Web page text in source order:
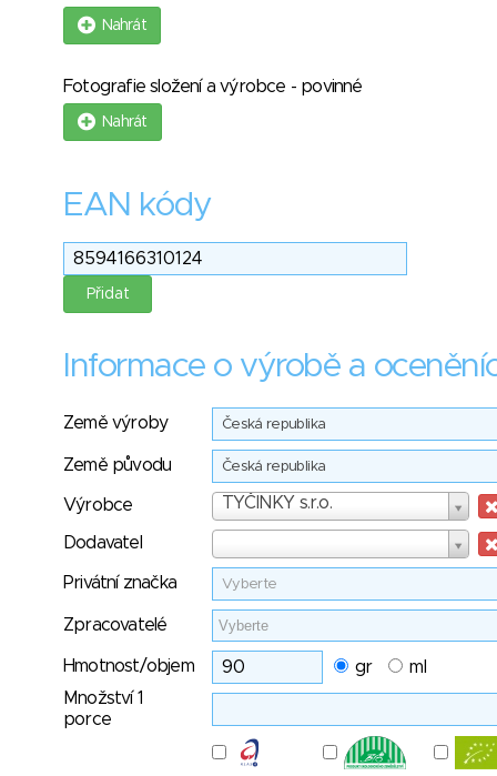
Nahrát
Fotografie složení a výrobce - povinné
Nahrát
EAN kódy
Informace o výrobě a
Země výroby Česká republika
Země původu Česká republika
Výrobce TYČINKY s.r.o.
Výrobce
Dodavatel
Privátní značka Vyberte
Zpracovatelé
Hmotnost/objem gr
ml
Množství 1
porce